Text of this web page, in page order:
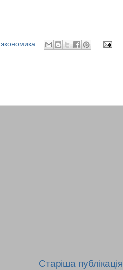
экономика
Старіша публікація